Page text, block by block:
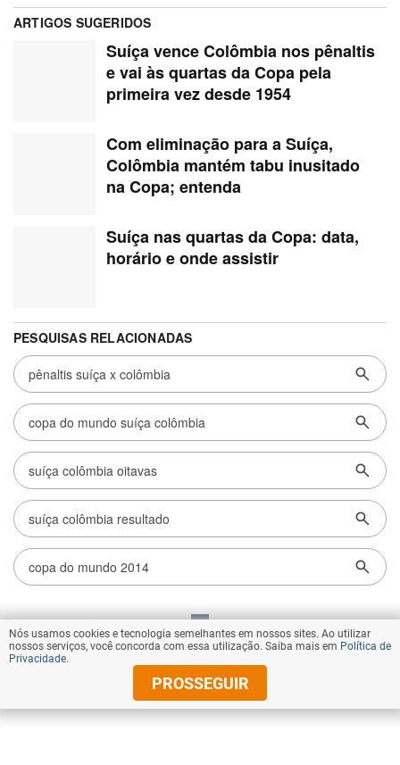
VOLTAR AO TOPO
© Copyright 2026 Diários Associados
Nós usamos cookies e tecnologia semelhantes em nossos sites. Ao utilizar
nossos serviços, você concorda com essa utilização. Saiba mais em Política de
Privacidade.
PROSSEGUIR